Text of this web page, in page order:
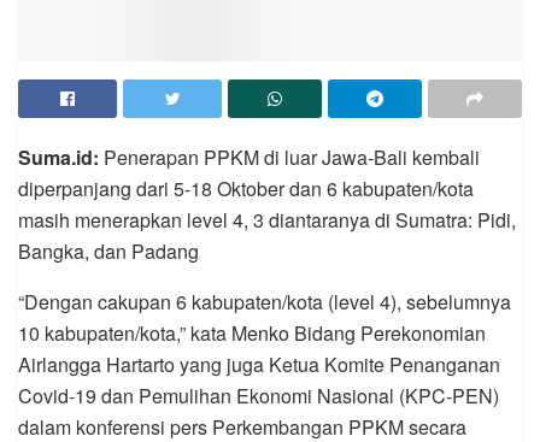
Suma.id: Penerapan PPKM di luar Jawa-Bali kembali
diperpanjang dari 5-18 Oktober dan 6 kabupaten/kota
masih menerapkan level 4, 3 diantaranya di Sumatra: Pidi,
Bangka, dan Padang
“Dengan cakupan 6 kabupaten/kota (level 4), sebelumnya
10 kabupaten/kota,” kata Menko Bidang Perekonomian
Airlangga Hartarto yang juga Ketua Komite Penanganan
Covid-19 dan Pemulihan Ekonomi Nasional (KPC-PEN)
dalam konferensi pers Perkembangan PPKM secara